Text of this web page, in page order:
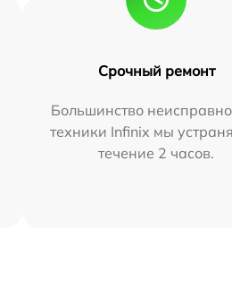
Срочный ремонт
Большинство
техники Infinix мы
течение 2 часов.